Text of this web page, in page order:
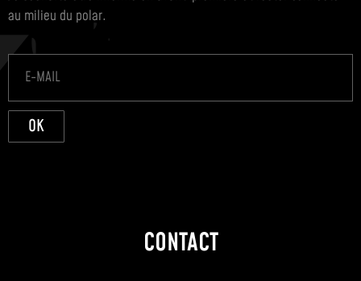
au milieu du polar.
OK
CONTACT